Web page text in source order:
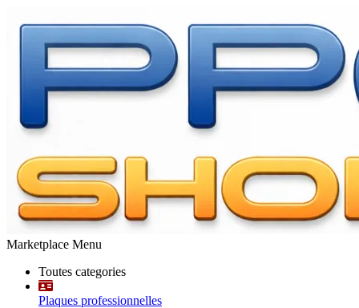
Marketplace Menu
Toutes categories
Plaques professionnelles